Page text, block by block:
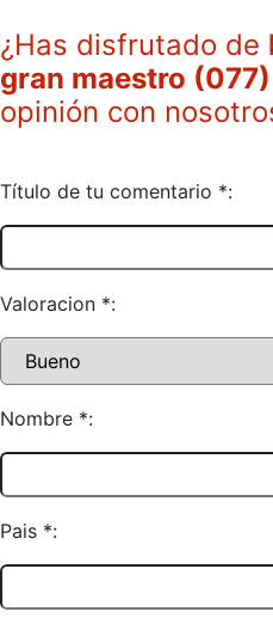
¿Has disfrutado de
gran maestro (077)
opinión con
Título de tu comentario *:
Valoracion *:
Nombre *:
Pais *: